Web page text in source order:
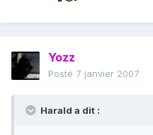
Yozz
Posté 7 janvier 2007
Harald a dit :